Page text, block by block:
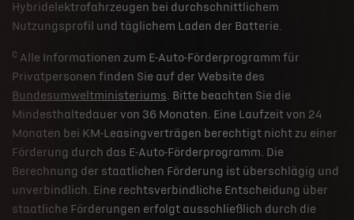
Hybridelektrofahrzeugen bei durchschnittlichem
Nutzungsprofil und täglichem Laden der Batterie.
c Alle Informationen zum E-Auto-Förderprogramm für
Privatpersonen finden Sie auf der Website des
Bundesumweltministeriums. Bitte beachten Sie die
Mindesthaltedauer von 36 Monaten. Eine Laufzeit von 24
Monaten bei KM-Leasingverträgen berechtigt nicht zu einer
Förderung durch das E-Auto-Förderprogramm. Die
Berechnung der staatlichen Förderung ist überschlägig und
unverbindlich. Eine rechtsverbindliche Entscheidung über
staatliche Förderungen erfolgt ausschließlich durch die